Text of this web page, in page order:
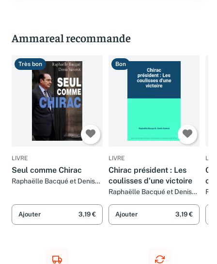
Ammareal recommande
Très bon
LIVRE
Seul comme Chirac
Raphaëlle Bacqué et Denis
Ajouter 3,19 €
Bon
LIVRE
Chirac président : Les
coulisses d'une victoire
Raphaëlle Bacqué et Denis
Ajouter 3,19 €